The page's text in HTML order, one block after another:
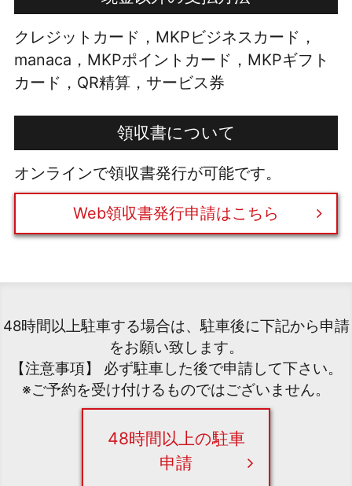
クレジットカード，MKPビジネスカード，
manaca，MKPポイントカード，MKPギフト
カード，QR精算，サービス券
領収書について
オンラインで領収書発行が可能です。
Web領収書発行申請はこちら
48時間以上駐車する場合は、駐車後に下記から申請
をお願い致します。
【注意事項】 必ず駐車した後で申請して下さい。
※ご予約を受け付けるものではございません。
48時間以上の駐車
申請